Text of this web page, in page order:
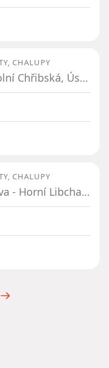
CHALUPY
Chřibská - Dolní Chřibská, Ústecký kraj
CHALUPY
Horní Libchava - Horní Libchava, Liberecký kraj